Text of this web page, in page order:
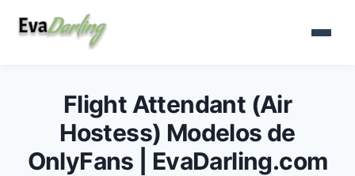
Flight Attendant (Air
Hostess) Modelos de
OnlyFans | EvaDarling.com